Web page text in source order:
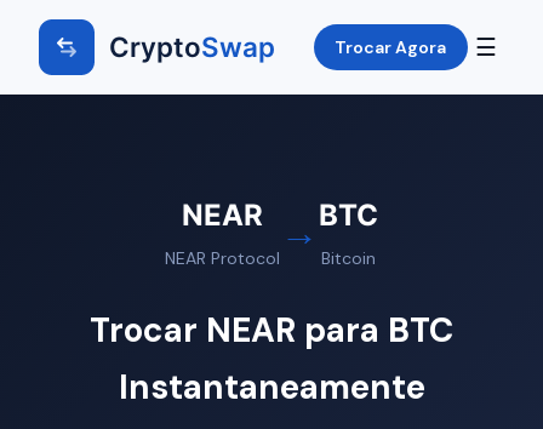
CryptoSwap Trocar Agora ☰
NEAR
NEAR Protocol
→ BTC
Bitcoin
Trocar NEAR para BTC
Instantaneamente